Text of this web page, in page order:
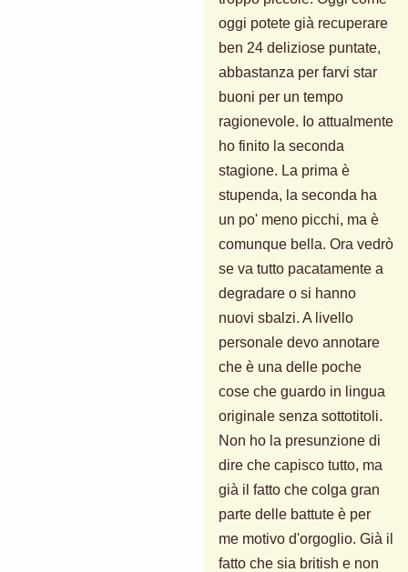
oggi potete già recuperare
ben 24 deliziose puntate,
abbastanza per farvi star
buoni per un tempo
ragionevole. Io attualmente
ho finito la seconda
stagione. La prima è
stupenda, la seconda ha
un po' meno picchi, ma è
comunque bella. Ora vedrò
se va tutto pacatamente a
degradare o si hanno
nuovi sbalzi. A livello
personale devo annotare
che è una delle poche
cose che guardo in lingua
originale senza sottotitoli.
Non ho la presunzione di
dire che capisco tutto, ma
già il fatto che colga gran
parte delle battute è per
me motivo d'orgoglio. Già il
fatto che sia british e non